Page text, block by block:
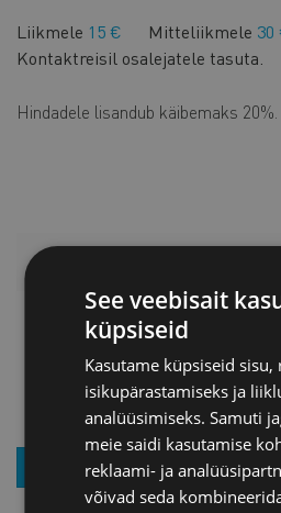
Liikmele 15 € Mitteliikmele 30
Kontaktreisil osalejatele tasuta.
Hindadele lisandub käibemaks 20%.
Jõhvi
ПОДПИСКА НА РАССЫЛКУ
See veebisait
küpsiseid
Kasutame küpsiseid sisu,
isikupärastamiseks ja
analüüsimiseks. Samuti
meie saidi kasutamise
reklaami- ja
võivad seda